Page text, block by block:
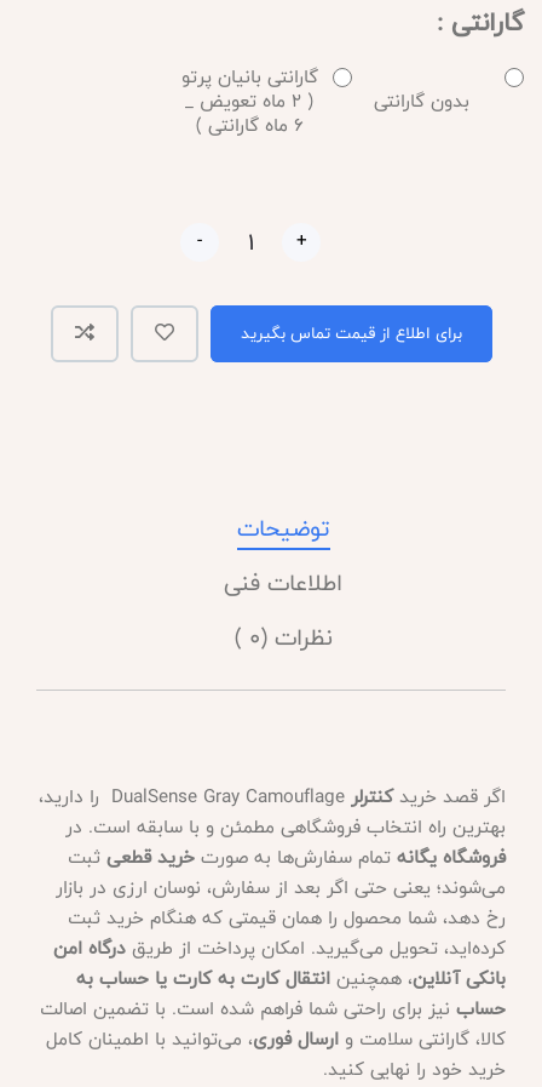
گارانتی :
بدون گارانتی
گارانتی بانیان پرتو
( 2 ماه تعویض _
6 ماه گارانتی )
- +
برای اطلاع از قیمت تماس بگیرید
توضیحات
اطلاعات فنی
نظرات (0 )
اگر قصد خریدکنترلر
DualSense Gray Camouflage را دارید،
بهترین راه انتخاب فروشگاهی مطمئن و با سابقه است. در
فروشگاه یگانهتمام سفارش‌ها به صورتخرید قطعیثبت
می‌شوند؛ یعنی حتی اگر بعد از سفارش، نوسان ارزی در بازار
رخ دهد، شما محصول را همان قیمتی که هنگام خرید ثبت
کرده‌اید، تحویل می‌گیرید. امکان پرداخت از طریقدرگاه امن
بانکی آنلاین، همچنینانتقال کارت به کارت یا حساب به
حساب نیز برای راحتی شما فراهم شده است. با تضمین اصالت
کالا، گارانتی سلامت و ارسال فوری، می‌توانید با اطمینان کامل
خرید خود را نهایی کنید.